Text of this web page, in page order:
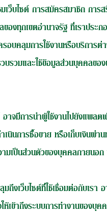
เว็บไซต์ การสมัครสมาชิก ก
งทุกเขตอำนาจรัฐ ที่เราประก
บคลุมการใช้งานหรือบริการต่
รวมและใช้ข้อมูลส่วนบุคคล
อาจมีการนำผู้ใช้งานไปยังแ
เนินการซื้อขาย หรือเก็บเงิน
มเป็นส่วนตัวของบุคคลภาย
ถึงเว็บไซต์ที่ใช้เชื่อมต่อกับเร
เข้าถึงระบบการทำงานของ